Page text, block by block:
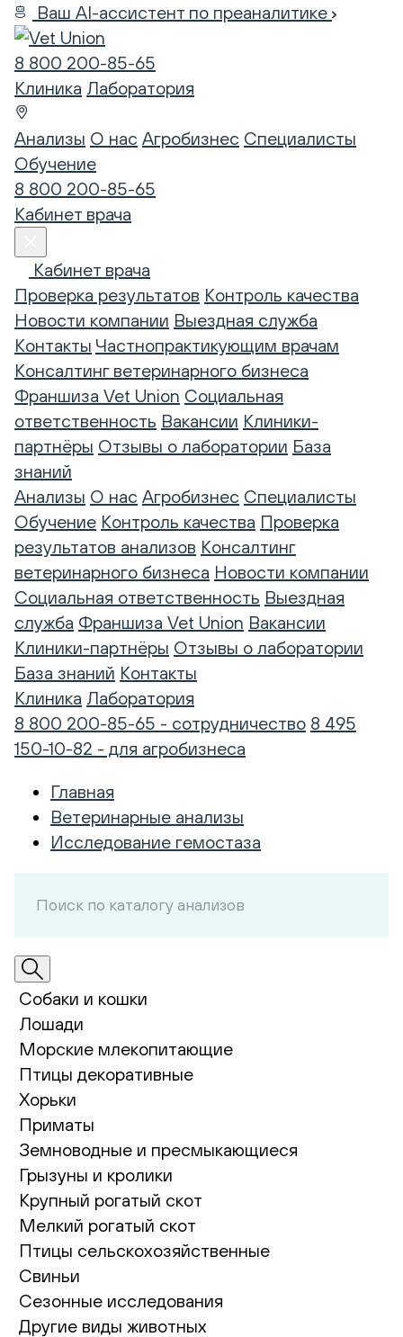
Ваш AI-ассистент по преаналитике
8 800 200-85-65
Клиника Лаборатория
Анализы О нас Агробизнес Специалисты
Обучение
8 800 200-85-65
Кабинет врача
Кабинет врача
Проверка результатов Контроль качества
Новости компании Выездная служба
Контакты Частнопрактикующим врачам
Консалтинг ветеринарного бизнеса
Франшиза Vet Union Социальная
ответственность Вакансии Клиники-
партнёры Отзывы о лаборатории База
знаний
Анализы О нас Агробизнес Специалисты
Обучение Контроль качества Проверка
результатов анализов Консалтинг
ветеринарного бизнеса Новости компании
Социальная ответственность Выездная
служба Франшиза Vet Union Вакансии
Клиники-партнёры Отзывы о лаборатории
База знаний Контакты
Клиника Лаборатория
8 800 200-85-65 - сотрудничество 8 495
150-10-82 - для агробизнеса
Главная
Ветеринарные анализы
Исследование гемостаза
Собаки и кошки
Лошади
Морские млекопитающие
Птицы декоративные
Хорьки
Приматы
Земноводные и пресмыкающиеся
Грызуны и кролики
Крупный рогатый скот
Мелкий рогатый скот
Птицы сельскохозяйственные
Свиньи
Сезонные исследования
Другие виды животных